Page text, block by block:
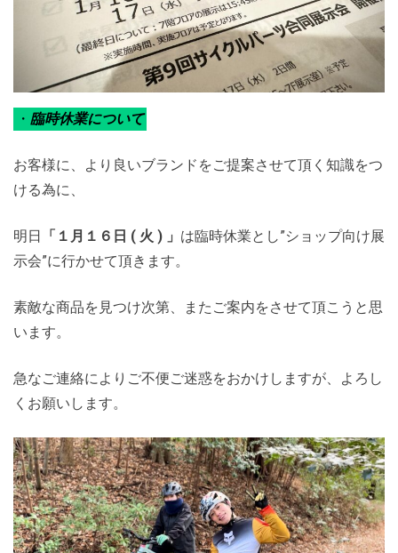
・臨時休業について
お客様に、より良いブランドをご提案させて頂く知識をつ
ける為に、
明日 「１月１６日 ( 火 ) 」 は臨時休業とし”ショップ向け展
示会”に行かせて頂きます。
素敵な商品を見つけ次第、またご案内をさせて頂こうと思
います。
急なご連絡によりご不便ご迷惑をおかけしますが、よろし
くお願いします。